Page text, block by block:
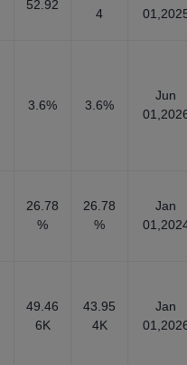
52.92
4
3.6% 3.6%
Jun
26.78
%
26.78
%
Jan
49.46
6K
43.95
4K
Jan